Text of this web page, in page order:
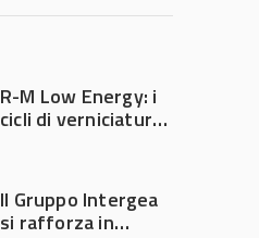
R-M Low Energy: i
cicli di verniciatura
tempi e costi in
carrozzeria
Il Gruppo Intergea
si rafforza in